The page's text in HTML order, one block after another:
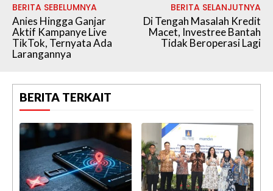
BERITA SEBELUMNYA
Anies Hingga Ganjar
Aktif Kampanye Live
TikTok, Ternyata Ada
Larangannya
BERITA SELANJUTNYA
Di Tengah Masalah Kredit
Macet, Investree Bantah
Tidak Beroperasi Lagi
BERITA TERKAIT